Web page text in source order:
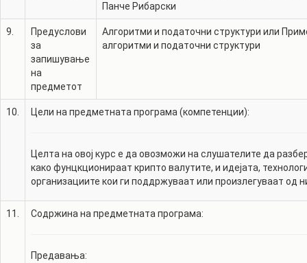
Панче Рибарски
9.
Предуслови
за
запишување
на
предметот
Алгоритми и податочни структури или
алгоритми и податочни структури
10. Цели на предметната програма (компетенции):
Целта на овој курс е да овозможи на слушателите да
како фунцкционираат крипто валутите, и идејата,
организациите кои ги поддржуваат или произлегуваат од
11. Содржина на предметната програма:
Предавања: